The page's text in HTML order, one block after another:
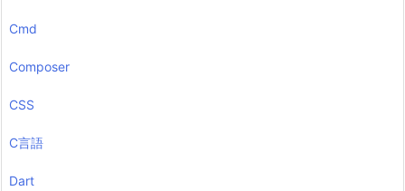
Cmd
Composer
CSS
C言語
Dart